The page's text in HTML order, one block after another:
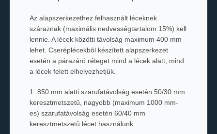
Az alapszerkezethez felhasznált léceknek
száraznak (maximális nedvességtartalom 15%) kell
lennie. A lécek közötti távolság maximum 400 mm
lehet. Cseréplécekbôl készített alapszerkezet
esetén a párazáró réteget mind a lécek alatt, mind
a lécek felett elhelyezhetjük.
1. 850 mm alatti szarufatávolság esetén 50/30 mm
keresztmetszetû, nagyobb (maximum 1000 mm-
es) szarufatávolság esetén 60/40 mm
keresztmetszetû lécet használunk.